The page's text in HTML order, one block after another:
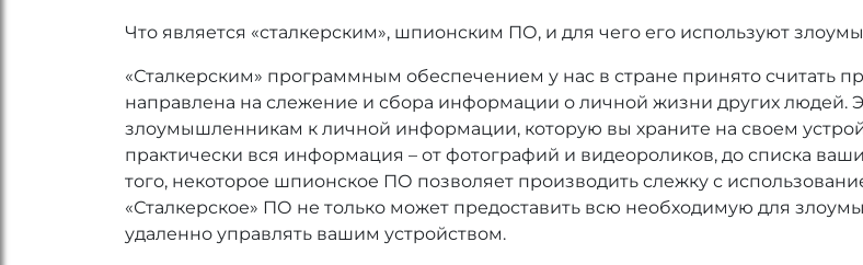
Что является «сталкерским», шпионским ПО, и для чего его используют
«Сталкерским» программным обеспечением у нас в стране принято считать
направлена на слежение и сбора информации о личной жизни других людей.
злоумышленникам к личной информации, которую вы храните на своем
практически вся информация – от фотографий и видеороликов, до списка
того, некоторое шпионское ПО позволяет производить слежку с
«Сталкерское» ПО не только может предоставить всю необходимую для
удаленно управлять вашим устройством.